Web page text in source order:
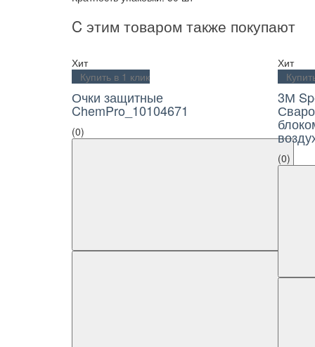
C этим товаром также покупают
Хит
Купить в 1 клик
Очки защитные
ChemPro_10104671
(0)
Хит
3М
(0)